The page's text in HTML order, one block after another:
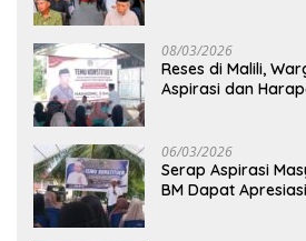
08/03/2026
Reses di Malili,
Aspirasi dan
06/03/2026
Serap Aspirasi
BM Dapat